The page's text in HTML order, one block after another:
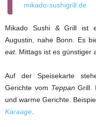
mikado-sushigrill.de
Mikado Sushi & Grill ist
Augustin, nahe Bonn. Es
eat. Mittags ist es günstiger
Auf der Speisekarte
Gerichte vom Teppan Grill.
und warme Gerichte.
Karaage